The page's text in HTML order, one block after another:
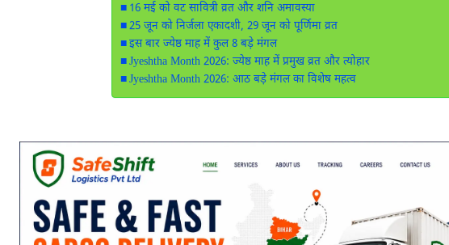
16 मई को वट सावित्री व्रत और शनि अमावस्या
25 जून को निर्जला एकादशी, 29 जून को पूर्णिमा व्रत
इस बार ज्येष्ठ माह में कुल 8 बड़े मंगल
Jyeshtha Month 2026: ज्येष्ठ माह में प्रमुख व्रत और त्योहार
Jyeshtha Month 2026: आठ बड़े मंगल का विशेष महत्व